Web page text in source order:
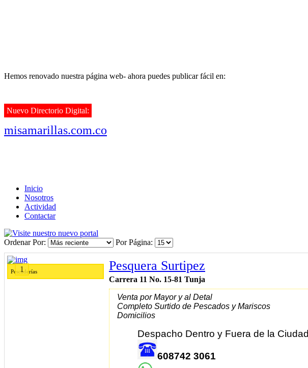
Hemos renovado nuestra página web- ahora puedes publicar fácil en:
Nuevo Directorio Digital:
misamarillas.com.co
Inicio
Nosotros
Actividad
Contactar
Ordenar Por Por Página
1
Pescaderías Pesquera Surtipez
Carrera 11 No. 15-81 Tunja
Venta por Mayor y al Detal
Completo Surtido de Pescados y Mariscos
Domicilios
Despacho Dentro y Fuera de la Ciudad
608742 3061